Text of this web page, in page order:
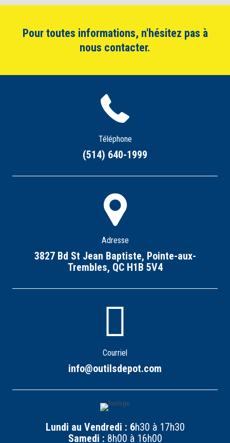
Pour toutes informations, n'hésitez pas à
nous contacter.
Téléphone
(514) 640-1999
Adresse
3827 Bd St Jean Baptiste, Pointe-aux-
Trembles, QC H1B 5V4
Courriel
info@outilsdepot.com
Lundi au Vendredi : 6h30 à 17h30
Samedi : 8h00 à 16h00